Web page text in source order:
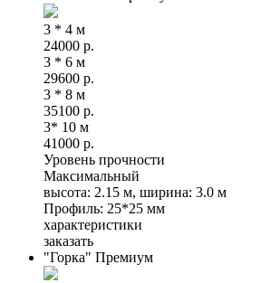
3 * 4 м
24000 р.
3 * 6 м
29600 р.
3 * 8 м
35100 р.
3* 10 м
41000 р.
Уровень прочности
Максимальный
высота: 2.15 м, ширина: 3.0 м
Профиль: 25*25 мм
характеристики
заказать
"Горка" Премиум